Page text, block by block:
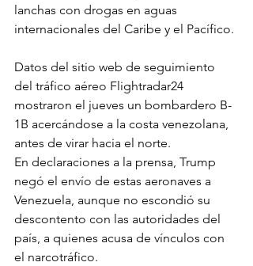
lanchas con drogas en aguas
internacionales del Caribe y el Pacífico.
Datos del sitio web de seguimiento
del tráfico aéreo Flightradar24
mostraron el jueves un bombardero B-
1B acercándose a la costa venezolana,
antes de virar hacia el norte.
En declaraciones a la prensa, Trump
negó el envío de estas aeronaves a
Venezuela, aunque no escondió su
descontento con las autoridades del
país, a quienes acusa de vínculos con
el narcotráfico.